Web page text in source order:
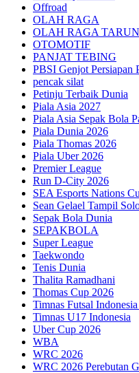
Offroad
OLAH RAGA
OLAH RAGA
OTOMOTIF
PANJAT TEBING
PBSI Genjot Persiapan
pencak silat
Petinju Terbaik Dunia
Piala Asia 2027
Piala Asia Sepak Bola
Piala Dunia 2026
Piala Thomas 2026
Piala Uber 2026
Premier League
Run D-City 2026
SEA Esports Nations
Sean Gelael Tampil
Sepak Bola Dunia
SEPAKBOLA
Super League
Taekwondo
Tenis Dunia
Thalita Ramadhani
Thomas Cup 2026
Timnas Futsal
Timnas U17 Indonesia
Uber Cup 2026
WBA
WRC 2026
WRC 2026 Perebutan